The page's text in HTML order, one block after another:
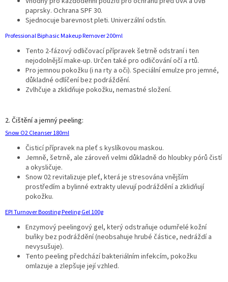
paprsky. Ochrana SPF 30.
Sjednocuje barevnost pleti. Univerzální odstín.
Professional Biphasic Makeup Remover 200ml
Tento 2-fázový odličovací přípravek šetrně odstraní i ten
nejodolnější make-up. Určen také pro odličování očí a rtů.
Pro jemnou pokožku (i na rty a oči). Speciální emulze pro jemné,
důkladné odlíčení bez podráždění.
Zvlhčuje a zklidňuje pokožku, nemastné složení.
2. Čištění a jemný peeling:
Snow O2 Cleanser 180ml
Čisticí přípravek na pleť s kyslíkovou maskou.
Jemně, šetrně, ale zároveň velmi důkladně do hloubky pórů čistí
a okysličuje.
Snow 02 revitalizuje pleť, která je stresována vnějším
prostředím a bylinné extrakty ulevují podráždění a zklidňují
pokožku.
EPI Turnover Boosting Peeling Gel 100g
Enzymový peelingový gel, který odstraňuje odumřelé kožní
buňky bez podráždění (neobsahuje hrubé částice, nedráždí a
nevysušuje).
Tento peeling předchází bakteriálním infekcím, pokožku
omlazuje a zlepšuje její vzhled.